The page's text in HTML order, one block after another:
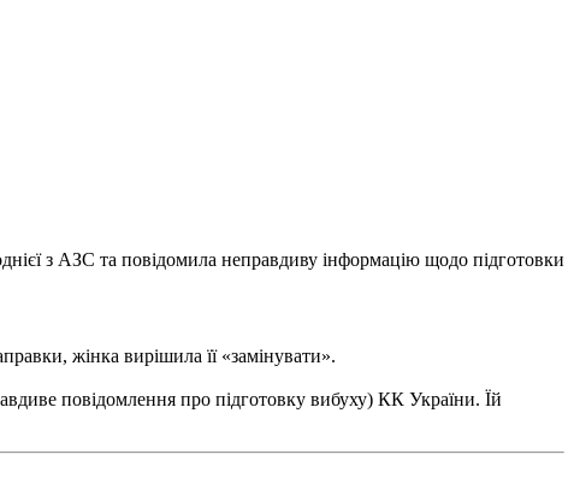
з АЗС та повідомила неправдиву інформацію щодо підготовки
жінка вирішила її «замінувати».
повідомлення про підготовку вибуху) КК України. Їй